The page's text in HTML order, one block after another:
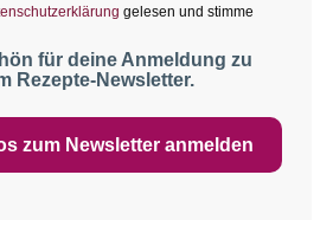
gelesen und stimme
für deine Anmeldung zu
Rezepte-Newsletter.
zum Newsletter anmelden